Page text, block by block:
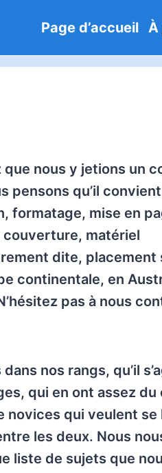
Page d’accueil À
nous y jetions un
pensons qu’il
formatage, mise en
couverture, matériel
dite, placement
continentale, en
pas à nous
nos rangs, qu’il
qui en ont assez du
novices qui veulent se
les deux. Nous
liste de sujets que